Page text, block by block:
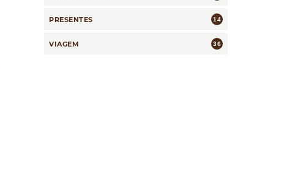
PRESENTES 14
VIAGEM 36